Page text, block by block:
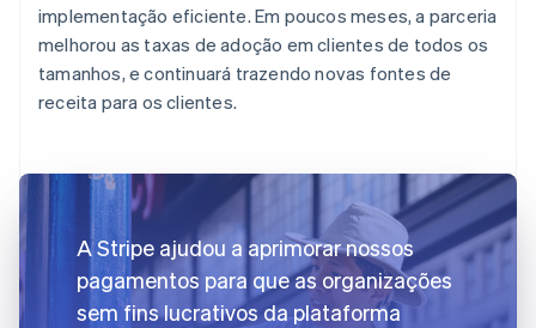
implementação eficiente. Em poucos meses, a parceria
melhorou as taxas de adoção em clientes de todos os
tamanhos, e continuará trazendo novas fontes de
receita para os clientes.
A Stripe ajudou a aprimorar nossos
pagamentos para que as organizações
sem fins lucrativos da plataforma